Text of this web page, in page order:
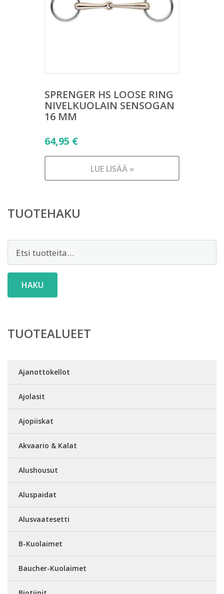
SPRENGER HS LOOSE RING
NIVELKUOLAIN SENSOGAN
16 MM
64,95 €
LUE LISÄÄ »
TUOTEHAKU
HAKU
TUOTEALUEET
Ajanottokellot
Ajolasit
Ajopiiskat
Akvaario & Kalat
Alushousut
Aluspaidat
Alusvaatesetti
B-Kuolaimet
Baucher-Kuolaimet